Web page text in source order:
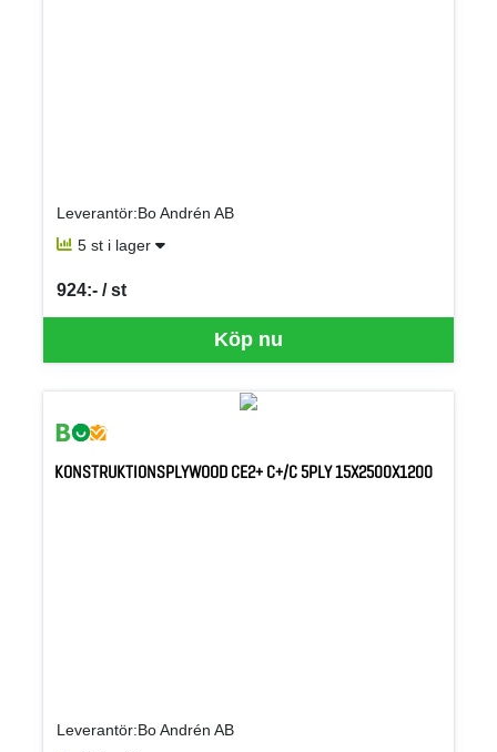
Leverantör:Bo Andrén AB
5 st i lager
Köp nu
924:- / st
SEK per ST
KONSTRUKTIONSPLYWOOD CE2+ C+/C 5PLY 15X2500X1200
Leverantör:Bo Andrén AB